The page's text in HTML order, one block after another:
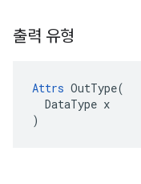
출력 유형
Attrs OutType(
  DataType x
)